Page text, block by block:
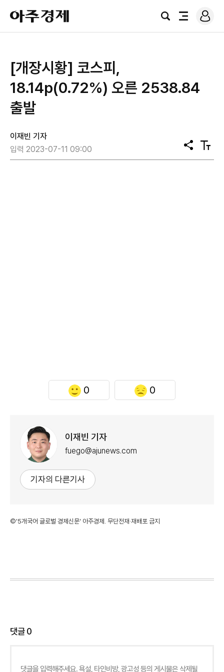
아
주
경
검
전
로
그
[개장시황] 코스피,
18.14p(0.72%) 오른 2538.84
출발
이재빈 기자
입력 2023-07-11 09:00
공
유
텍
스
0 0
이재빈 기자
fuego@ajunews.com
기자의 다른기사
©'5개국어 글로벌 경제신문' 아주경제. 무단전재·재배포 금지
댓글0